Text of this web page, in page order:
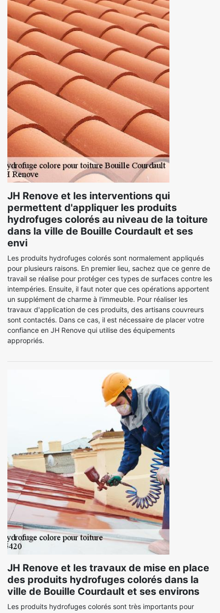
JH Renove et les interventions qui
permettent d'appliquer les produits
hydrofuges colorés au niveau de la toiture
dans la ville de Bouille Courdault et ses
envi
Les produits hydrofuges colorés sont normalement appliqués
pour plusieurs raisons. En premier lieu, sachez que ce genre de
travail se réalise pour protéger ces types de surfaces contre les
intempéries. Ensuite, il faut noter que ces opérations apportent
un supplément de charme à l'immeuble. Pour réaliser les
travaux d'application de ces produits, des artisans couvreurs
sont contactés. Dans ce cas, il est nécessaire de placer votre
confiance en JH Renove qui utilise des équipements
appropriés.
JH Renove et les travaux de mise en place
des produits hydrofuges colorés dans la
ville de Bouille Courdault et ses environs
Les produits hydrofuges colorés sont très importants pour